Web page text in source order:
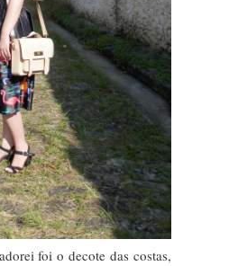
foi o decote das costas,